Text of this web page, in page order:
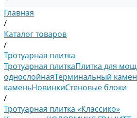
Главная
/
Каталог товаров
/
Тротуарная плитка
Тротуарная плиткаПлитка для
однослойнаяТерминальный
каменьНовинкиСтеновые блоки
/
Тротуарная плитка «Классико»